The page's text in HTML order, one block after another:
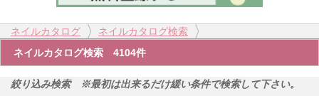
ネイルカタログ
ネイルカタログ検索
ネイルカタログ検索 4104件
絞り込み検索 ※最初は出来るだけ緩い条件で検索して下さい。